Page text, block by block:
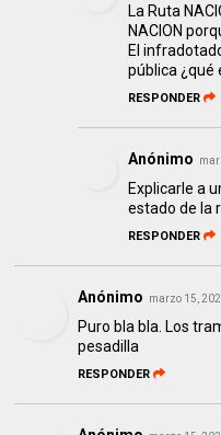
La Ruta
NACION
El
pública ¿qué
RESPONDER
Anónimo
Explicarle a
estado de la
RESPONDER
Anónimo marzo 15,
Puro bla bla. Los
pesadilla
RESPONDER